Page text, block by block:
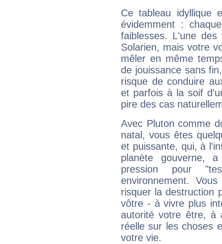
Ce tableau idyllique
évidemment :
faiblesses. L'une
Solarien, mais votre
mêler en même
de jouissance sans
risque de conduire
et parfois à la soif
pire des cas
Avec Pluton comme
natal, vous êtes
et puissante, qui, à
planète gouverne,
pression pour
environnement.
risquer la destruction
vôtre - à vivre plus
autorité votre être, à
réelle sur les choses
votre vie.